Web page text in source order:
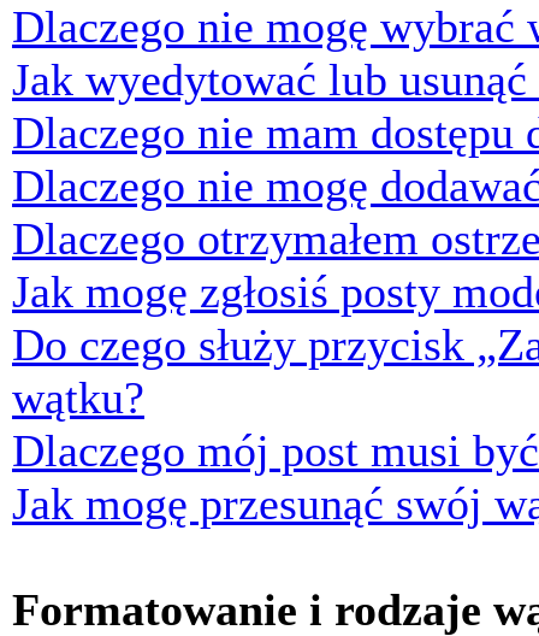
Dlaczego nie mogę wybrać
Jak wyedytować lub usunąć
Dlaczego nie mam dostępu
Dlaczego nie mogę
Dlaczego otrzymałem
Jak mogę zgłosiś posty
Do czego służy przycisk
wątku?
Dlaczego mój post musi
Jak mogę przesunąć swój
Formatowanie i rodzaje